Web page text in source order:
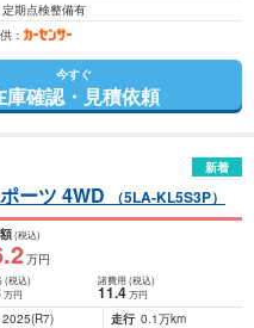
定期点検整備有
：
今すぐ
庫確認・見積依頼
新着
ーツ 4WD （5LA-KL5S3P）
(税込)
.2万円
(税込)
万円
諸費用 (税込)
11.4 万円
2025(R7) 走行 0.1万km